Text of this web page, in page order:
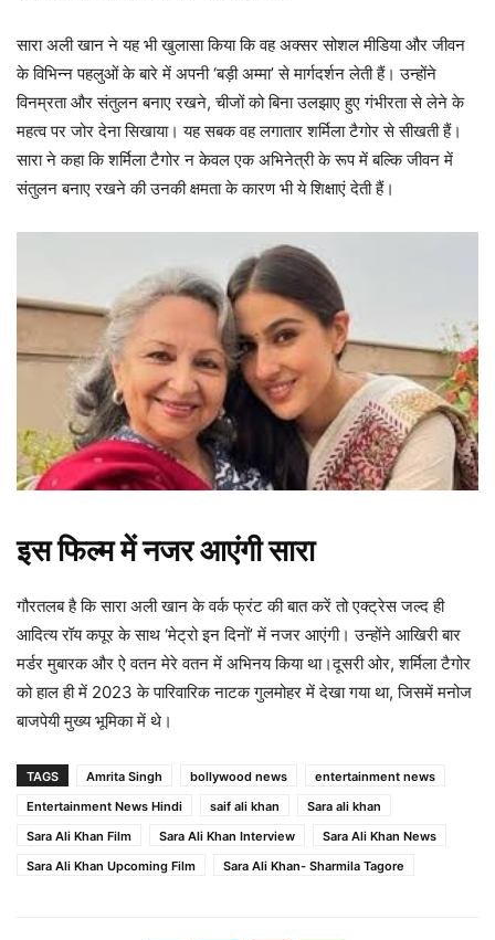
सारा अली खान ने यह भी खुलासा किया कि वह अक्सर सोशल मीडिया और जीवन
के विभिन्न पहलुओं के बारे में अपनी ‘बड़ी अम्मा’ से मार्गदर्शन लेती हैं। उन्होंने
विनम्रता और संतुलन बनाए रखने, चीजों को बिना उलझाए हुए गंभीरता से लेने के
महत्व पर जोर देना सिखाया। यह सबक वह लगातार शर्मिला टैगोर से सीखती हैं।
सारा ने कहा कि शर्मिला टैगोर न केवल एक अभिनेत्री के रूप में बल्कि जीवन में
संतुलन बनाए रखने की उनकी क्षमता के कारण भी ये शिक्षाएं देती हैं।
इस फिल्म में नजर आएंगी सारा
गौरतलब है कि सारा अली खान के वर्क फ्रंट की बात करें तो एक्ट्रेस जल्द ही
आदित्य रॉय कपूर के साथ ‘मेट्रो इन दिनों’ में नजर आएंगी। उन्होंने आखिरी बार
मर्डर मुबारक और ऐ वतन मेरे वतन में अभिनय किया था।दूसरी ओर, शर्मिला टैगोर
को हाल ही में 2023 के पारिवारिक नाटक गुलमोहर में देखा गया था, जिसमें मनोज
बाजपेयी मुख्य भूमिका में थे।
TAGS Amrita Singh bollywood news
entertainment news
Entertainment News Hindi
saif ali khan
Sara ali khan
Sara Ali Khan Film
Sara Ali Khan Interview
Sara Ali Khan News
Sara Ali Khan Upcoming Film
Sara Ali Khan- Sharmila Tagore